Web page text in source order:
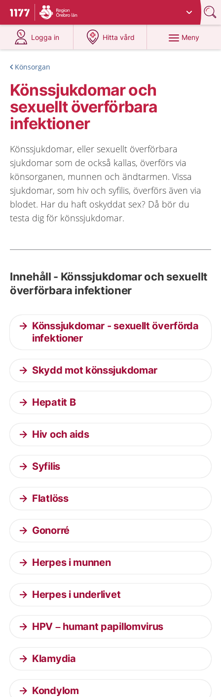
Till startsidan för 1177
Du har valt region
Logga in
på 1177.se
Hitta vård
på 1177.se
Meny
Könsorgan
Könssjukdomar och
sexuellt överförbara
infektioner
Könssjukdomar, eller sexuellt överförbara
sjukdomar som de också kallas, överförs via
könsorganen, munnen och ändtarmen. Vissa
sjukdomar, som hiv och syfilis, överförs även via
blodet. Har du haft oskyddat sex? Då bör du
testa dig för könssjukdomar.
Innehåll - Könssjukdomar och sexuellt
överförbara infektioner
Könssjukdomar - sexuellt överförda
infektioner
Skydd mot könssjukdomar
Hepatit B
Hiv och aids
Syfilis
Flatlöss
Gonorré
Herpes i munnen
Herpes i underlivet
HPV – humant papillomvirus
Klamydia
Kondylom